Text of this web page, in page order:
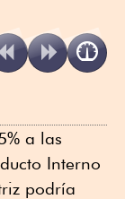
a las
Interno
podría